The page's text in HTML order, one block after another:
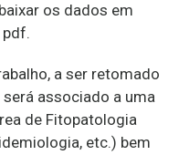
os dados em
a ser retomado
associado a uma
de Fitopatologia
etc.) bem